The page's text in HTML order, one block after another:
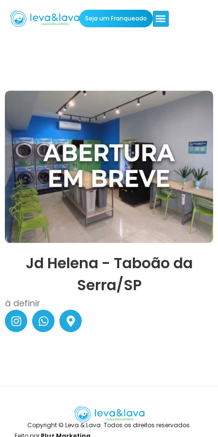
Seja um Franqueado
Jd Helena - Taboão da
Serra/SP
à definir
Copyright © Leva & Lava. Todos os direitos reservados.